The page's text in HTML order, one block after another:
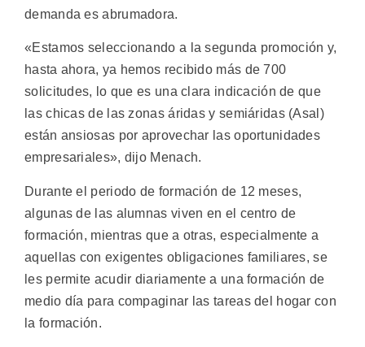
demanda es abrumadora.
«Estamos seleccionando a la segunda promoción y,
hasta ahora, ya hemos recibido más de 700
solicitudes, lo que es una clara indicación de que
las chicas de las zonas áridas y semiáridas (Asal)
están ansiosas por aprovechar las oportunidades
empresariales», dijo Menach.
Durante el periodo de formación de 12 meses,
algunas de las alumnas viven en el centro de
formación, mientras que a otras, especialmente a
aquellas con exigentes obligaciones familiares, se
les permite acudir diariamente a una formación de
medio día para compaginar las tareas del hogar con
la formación.